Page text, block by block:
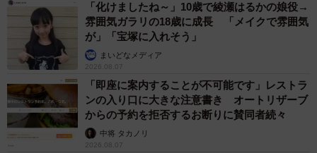
「化けましたね～」10歳で綾瀬はるかの娘役→
雰囲気ガラリの18歳に成長 「メイクで雰囲気
が」「宝塚に入れそう」
まいどなメディア
2026.08.07
「即座に案内することが不可能です」レストラ
ンの入り口に大きな注意書き オートリザーブ
からの予約を拒否するお断りに賛同者続々
中将 タカノリ
2026.08.07